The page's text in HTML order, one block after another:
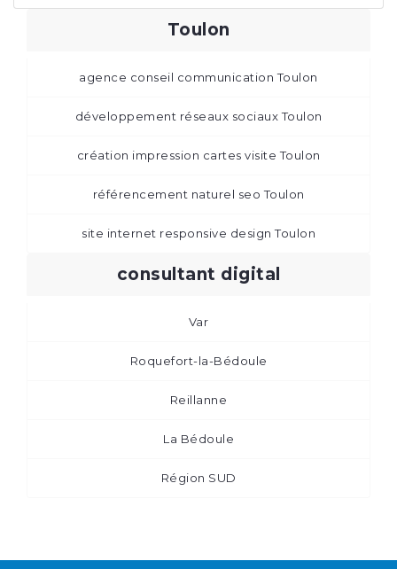
Toulon
agence conseil communication Toulon
développement réseaux sociaux Toulon
création impression cartes visite Toulon
référencement naturel seo Toulon
site internet responsive design Toulon
consultant digital
Var
Roquefort-la-Bédoule
Reillanne
La Bédoule
Région SUD